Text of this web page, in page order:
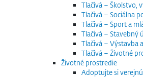
Tlačivá – Školstvo,
Tlačivá – Sociálna
Tlačivá – Šport a
Tlačivá – Stavebný
Tlačivá – Výstavba
Tlačivá – Životné
Životné prostredie
Adoptujte si